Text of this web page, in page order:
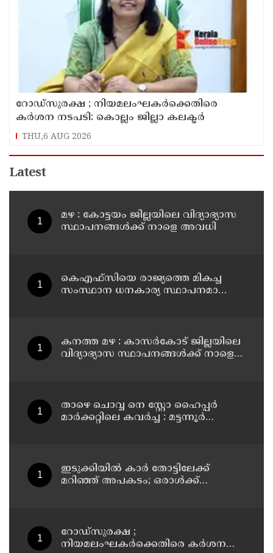
റോഡ്‌സുരക്ഷ ; നിയമലംഘകർക്കെതിരെ
കർശന നടപടി: കൊല്ലം ജില്ലാ കലക്ടർ
THU,6 AUG 2026
Latest
മഴ : കോട്ടയം ജില്ലയിലെ വിദ്യാഭ്യാസ
സ്ഥാപനങ്ങൾക്ക് നാളെ അവധി
കെഎഫ്‌സിയെ രാജ്യത്തെ മികച്ച
സംസ്ഥാന ധനകാര്യ സ്ഥാപനമാക്കും:
കനത്ത മഴ : കാസർകോട് ജില്ലയിലെ
വിദ്യാഭ്യാസ സ്ഥാപനങ്ങൾക്ക് നാളെ
താഴെ ചൊവ്വ നെ സ്റ്റോ ഹൈപ്പർ
മാർക്കറ്റിലെ കവർച്ച : മട്ടന്നൂർ
ഇടുക്കിയിൽ കാർ തോട്ടിലേക്ക്
മറിഞ്ഞ് അപകടം; ഒരാൾക്ക്
റോഡ്‌സുരക്ഷ ;
നിയമലംഘകർക്കെതിരെ കർശന